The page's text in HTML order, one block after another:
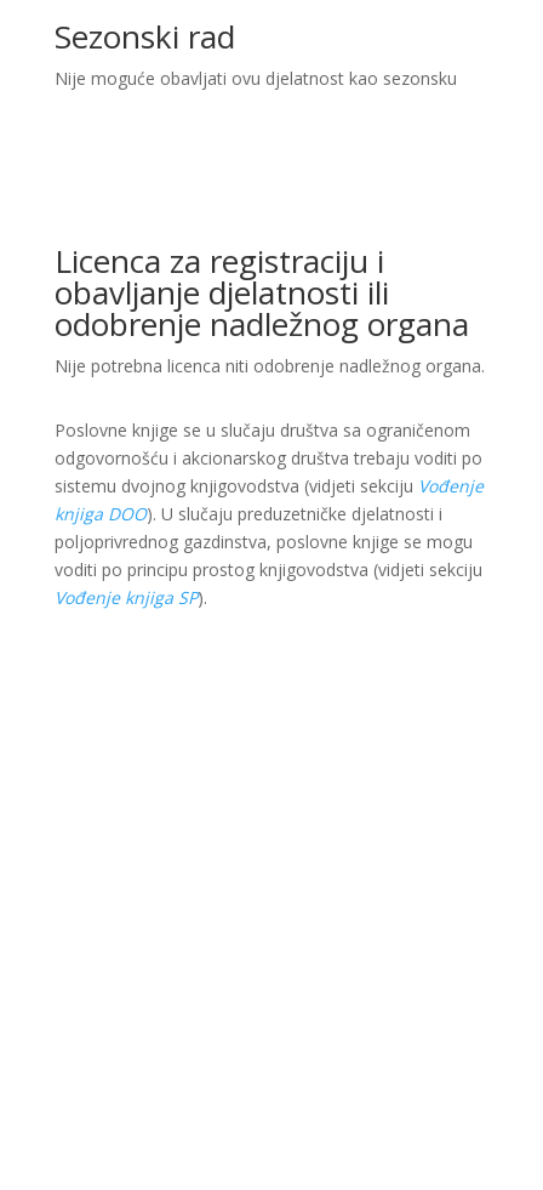
Sezonski rad
Nije moguće obavljati ovu djelatnost kao sezonsku
Licenca za registraciju i
obavljanje djelatnosti ili
odobrenje nadležnog organa
Nije potrebna licenca niti odobrenje nadležnog organa.
Poslovne knjige se u slučaju društva sa ograničenom
odgovornošću i akcionarskog društva trebaju voditi po
sistemu dvojnog knjigovodstva (vidjeti sekciju Vođenje
knjiga DOO). U slučaju preduzetničke djelatnosti i
poljoprivrednog gazdinstva, poslovne knjige se mogu
voditi po principu prostog knjigovodstva (vidjeti sekciju
Vođenje knjiga SP).